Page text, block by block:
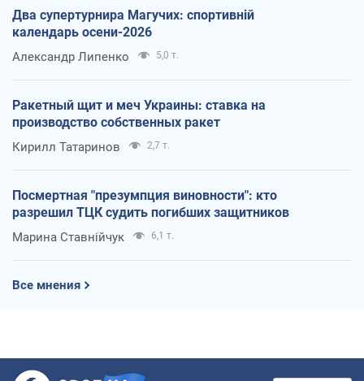
Два супертурнира Магучих: спортивній
календарь осени-2026
Александр Липенко 5,0 т.
Ракетный щит и меч Украины: ставка на
производство собственных ракет
Кирилл Татаринов 2,7 т.
Посмертная "презумпция виновности": кто
разрешил ТЦК судить погибших защитников
Марина Ставнійчук 6,1 т.
Все мнения